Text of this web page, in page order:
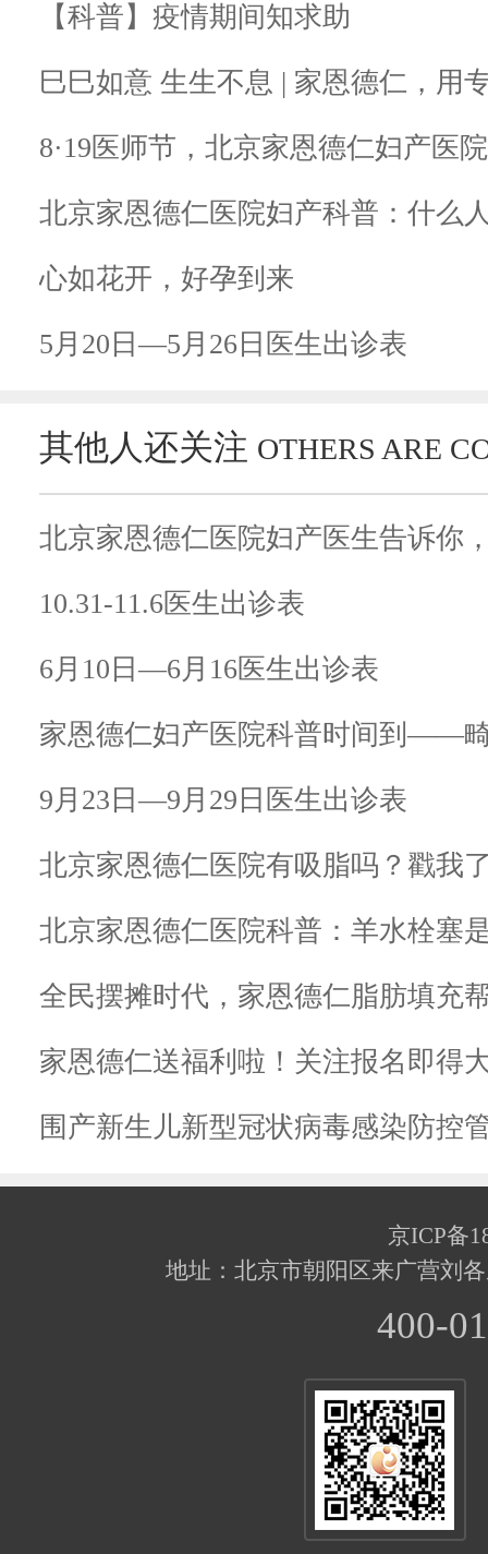
【科普】疫情期间知求助
巳巳如意 生生不息 | 家恩德仁，用
8·19医师节，北京家恩德仁妇产医
北京家恩德仁医院妇产科普：什么
心如花开，好孕到来
5月20日—5月26日医生出诊表
其他人还关注 OTHERS ARE
北京家恩德仁医院妇产医生告诉你
10.31-11.6医生出诊表
6月10日—6月16医生出诊表
家恩德仁妇产医院科普时间到——
9月23日—9月29日医生出诊表
北京家恩德仁医院有吸脂吗？戳我
北京家恩德仁医院科普：羊水栓塞
全民摆摊时代，家恩德仁脂肪填充
家恩德仁送福利啦！关注报名即得
围产新生儿新型冠状病毒感染防控
京ICP备
地址：北京市朝阳区来广营刘
400-